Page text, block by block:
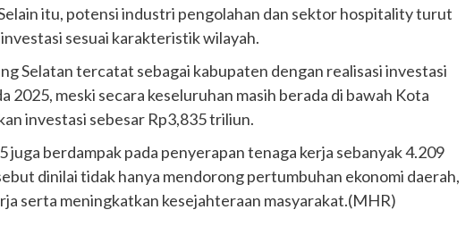
itu, potensi industri pengolahan dan sektor hospitality turut
sesuai karakteristik wilayah.
Selatan tercatat sebagai kabupaten dengan realisasi investasi
2025, meski secara keseluruhan masih berada di bawah Kota
investasi sebesar Rp3,835 triliun.
juga berdampak pada penyerapan tenaga kerja sebanyak 4.209
dinilai tidak hanya mendorong pertumbuhan ekonomi daerah,
serta meningkatkan kesejahteraan masyarakat.(MHR)